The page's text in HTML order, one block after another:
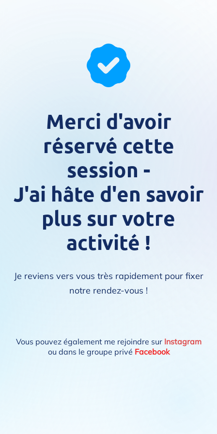
Merci d'avoir
réservé cette
session -
J'ai hâte d'en savoir
plus sur votre
activité !
Je reviens vers vous très rapidement pour fixer
notre rendez-vous !
Vous pouvez également me rejoindre sur Instagram
ou dans le groupe privé Facebook